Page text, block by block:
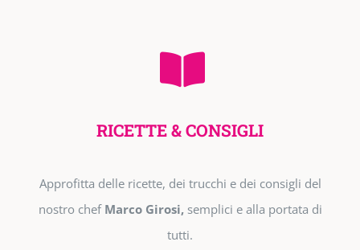
RICETTE & CONSIGLI
Approfitta delle ricette, dei trucchi e dei consigli del
nostro chef Marco Girosi,semplici e alla portata di
tutti.